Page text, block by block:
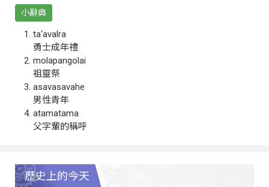
小辭典
ta‘avalra
勇士成年禮
molapangolai
祖靈祭
asavasavahe
男性青年
atamatama
父字輩的稱呼
歷史上的今天